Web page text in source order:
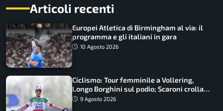
Articoli recenti
Europei Atletica di Birmingham al via: il
programma e gli italiani in gara
10 Agosto 2026
Ciclismo: Tour femminile a Vollering,
Longo Borghini sul podio; Scaroni crolla
in Polonia
9 Agosto 2026